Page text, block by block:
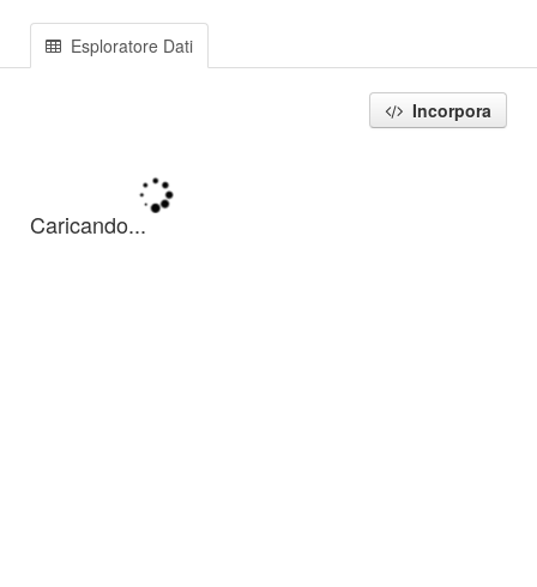
Esploratore Dati
Incorpora